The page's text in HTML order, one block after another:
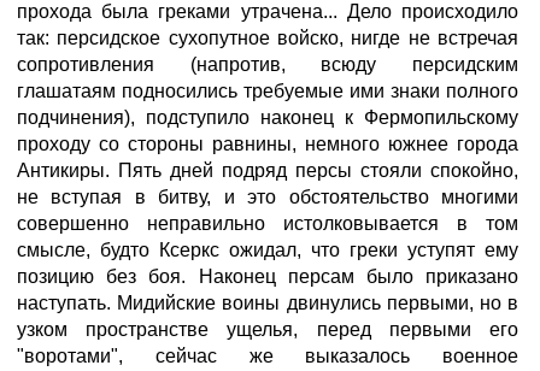
прохода была греками утрачена... Дело происходило
так: персидское сухопутное войско, нигде не встречая
сопротивления (напротив, всюду персидским
глашатаям подносились требуемые ими знаки полного
подчинения), подступило наконец к Фермопильскому
проходу со стороны равнины, немного южнее города
Антикиры. Пять дней подряд персы стояли спокойно,
не вступая в битву, и это обстоятельство многими
совершенно неправильно истолковывается в том
смысле, будто Ксеркс ожидал, что греки уступят ему
позицию без боя. Наконец персам было приказано
наступать. Мидийские воины двинулись первыми, но в
узком пространстве ущелья, перед первыми его
"воротами", сейчас же выказалось военное